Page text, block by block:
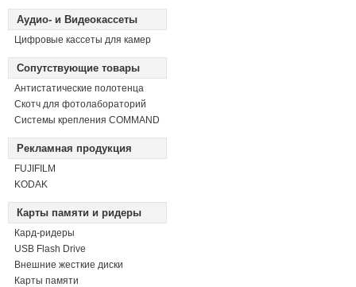
Аудио- и Видеокассеты
Цифровые кассеты для камер
Сопутствующие товары
Антистатические полотенца
Скотч для фотолабораторий
Системы крепления COMMAND
Рекламная продукция
FUJIFILM
KODAK
Карты памяти и ридеры
Кард-ридеры
USB Flash Drive
Внешние жесткие диски
Карты памяти